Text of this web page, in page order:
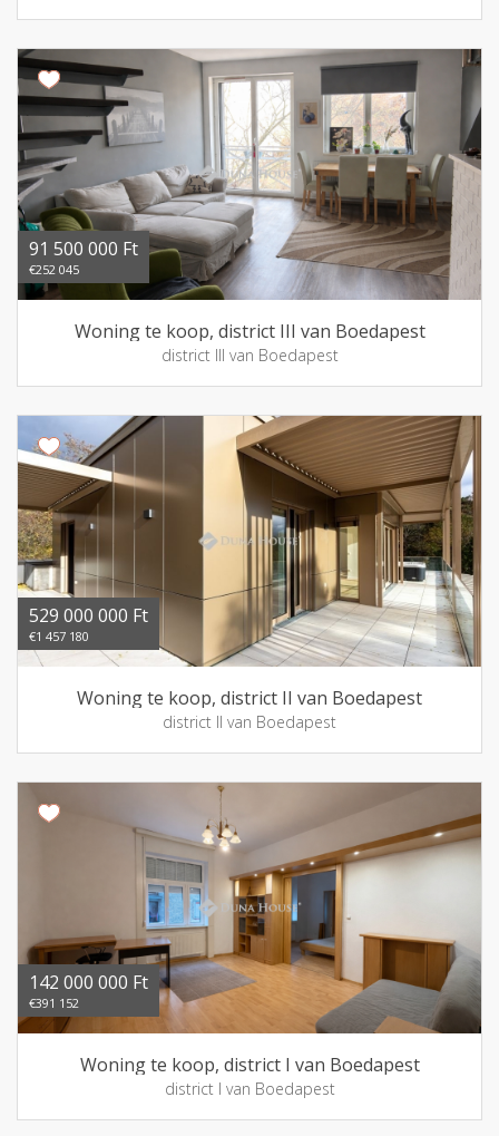
91 500 000 Ft
€252 045
Woning te koop, district III van Boedapest
district III van Boedapest
529 000 000 Ft
€1 457 180
Woning te koop, district II van Boedapest
district II van Boedapest
142 000 000 Ft
€391 152
Woning te koop, district I van Boedapest
district I van Boedapest